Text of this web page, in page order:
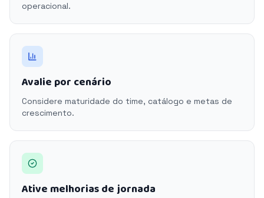
operacional.
Avalie por cenário
Considere maturidade do time, catálogo e metas de
crescimento.
Ative melhorias de jornada